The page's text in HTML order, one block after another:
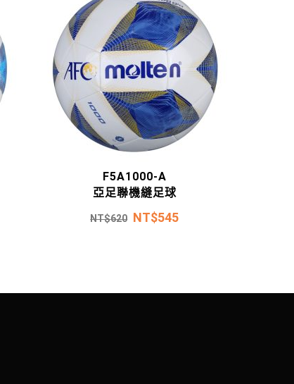
F5A1000-A
亞足聯機縫足球
NT$620 NT$545